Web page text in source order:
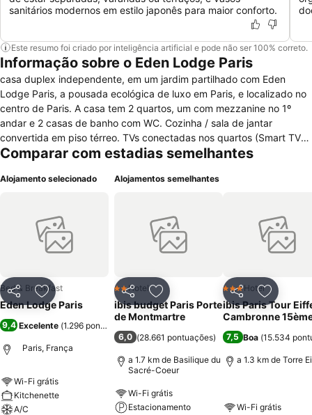
sanitários modernos em estilo japonês para maior conforto.
Este resumo foi criado por inteligência artificial e pode não ser 100% correto.
Informação sobre o Eden Lodge Paris
casa duplex independente, em um jardim partilhado com Eden
Lodge Paris, a pousada ecológica de luxo em Paris, e localizado no
centro de Paris. A casa tem 2 quartos, um com mezzanine no 1º
andar e 2 casas de banho com WC. Cozinha / sala de jantar
convertida em piso térreo. TVs conectadas nos quartos (Smart TV),
Wi-Fi gratuito.\nTérreo quarto: 1 cama de casal.\n1º andar Quarto: 1
tem um terraço mobilado no jardim em frente ao aluguel, ou você
Comparar com estadias semelhantes
Alojamento selecionado
PartilharAdicionar aos favoritos
Bed & Breakfast
Eden Lodge Paris
9,4 Excelente (1.296 pontuações
Paris, França
Wi-Fi grátis
Kitchenette
A/C
Alojamentos semelhantes
PartilharAdicionar aos favoritos
2 Estrelas
Hotel
ibis budget Paris Porte
de Montmartre
6,0 (28.661 pontuações)
a 1.7 km de Basilique du
Sacré-Coeur
Wi-Fi grátis
Estacionamento
Partilhar
3 Estrelas
Hotel
ibis Paris Tour
Cambronne
7,5 Boa (15.534
a 1.3 km de Torre
Wi-Fi grátis